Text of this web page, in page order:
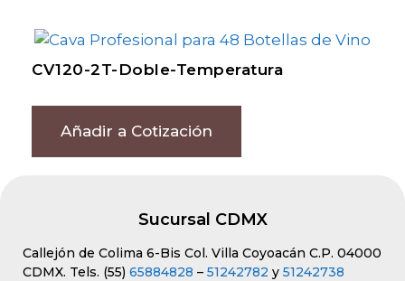
CV120-2T-Doble-Temperatura
Añadir a Cotización
Sucursal CDMX
Callejón de Colima 6-Bis Col. Villa Coyoacán C.P. 04000
CDMX. Tels. (55) 65884828 – 51242782 y 51242738